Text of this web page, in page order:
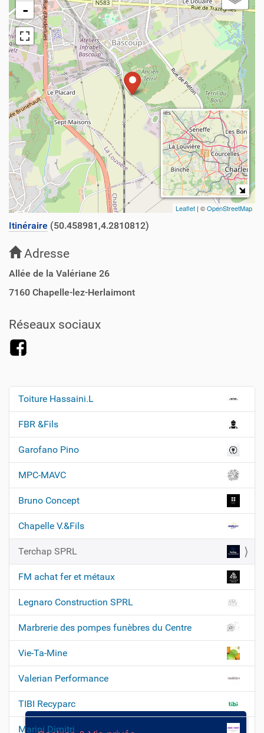
-
Leaflet | ©OpenStreetMap
Itinéraire (50.458981,4.2810812)
Adresse
Allée de la Valériane 26
7160 Chapelle-lez-Herlaimont
Réseaux sociaux
N
a
v
i
g
a
t
i
n
Toiture Hassaini.L
FBR &Fils
Garofano Pino
MPC-MAVC
Bruno Concept
Chapelle V.&Fils
Terchap SPRL
FM achat fer et métaux
Legnaro Construction SPRL
Marbrerie des pompes funèbres du Centre
Vie-Ta-Mine
Valerian Performance
TIBI Recyparc
Marini Dimitri